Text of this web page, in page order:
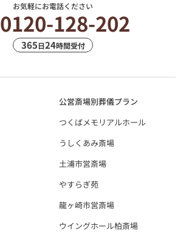
お気軽にお電話ください
0120-128-202
365日24時間受付
公営斎場別葬儀プラン
つくばメモリアルホール
うしくあみ斎場
土浦市営斎場
やすらぎ苑
龍ヶ崎市営斎場
ウイングホール柏斎場